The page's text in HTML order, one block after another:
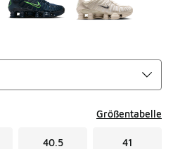
Größentabelle
40.5 41